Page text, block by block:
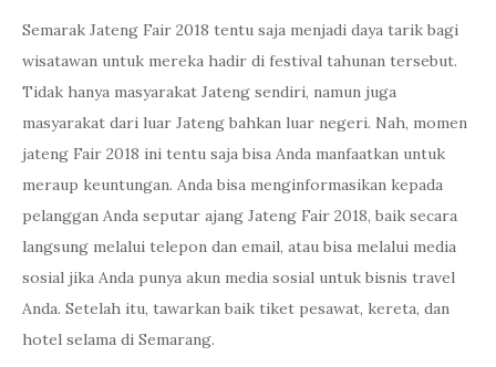
Semarak Jateng Fair 2018 tentu saja menjadi daya tarik bagi
wisatawan untuk mereka hadir di festival tahunan tersebut.
Tidak hanya masyarakat Jateng sendiri, namun juga
masyarakat dari luar Jateng bahkan luar negeri. Nah, momen
jateng Fair 2018 ini tentu saja bisa Anda manfaatkan untuk
meraup keuntungan. Anda bisa menginformasikan kepada
pelanggan Anda seputar ajang Jateng Fair 2018, baik secara
langsung melalui telepon dan email, atau bisa melalui media
sosial jika Anda punya akun media sosial untuk bisnis travel
Anda. Setelah itu, tawarkan baik tiket pesawat, kereta, dan
hotel selama di Semarang.